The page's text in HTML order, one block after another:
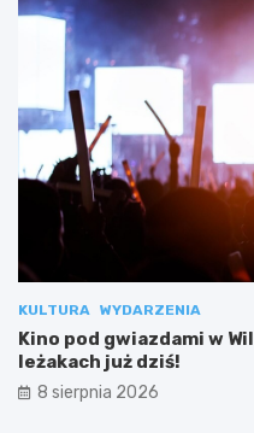
KULTURA WYDARZENIA
Kino pod gwiazdami w
leżakach już dziś!
8 sierpnia 2026